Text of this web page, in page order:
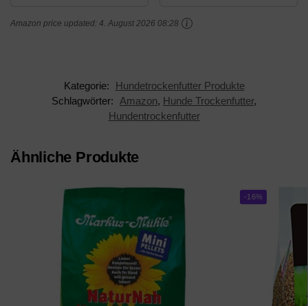
Free | 1 x 2.5 kg
Amazon price updated: 4. August 2026 08:28
Kategorie:
Hundetrockenfutter Produkte
Schlagwörter:
Amazon, Hunde Trockenfutter,
Hundentrockenfutter
Ähnliche Produkte
-16%